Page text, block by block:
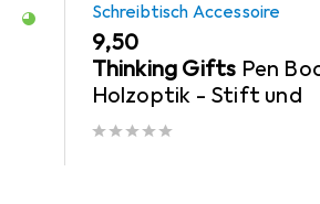
Schreibtisch Accessoire
EUR
9,50
Thinking Gifts Pen
Holzoptik - Stift und